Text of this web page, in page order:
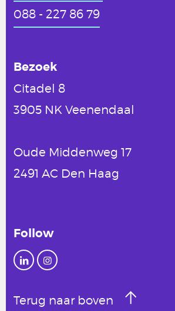
088 - 227 86 79
Bezoek
Citadel 8
3905 NK Veenendaal
Oude Middenweg 17
2491 AC Den Haag
Follow
Terug naar boven